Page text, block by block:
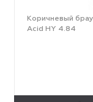
Коричневый
Acid HY 4.84